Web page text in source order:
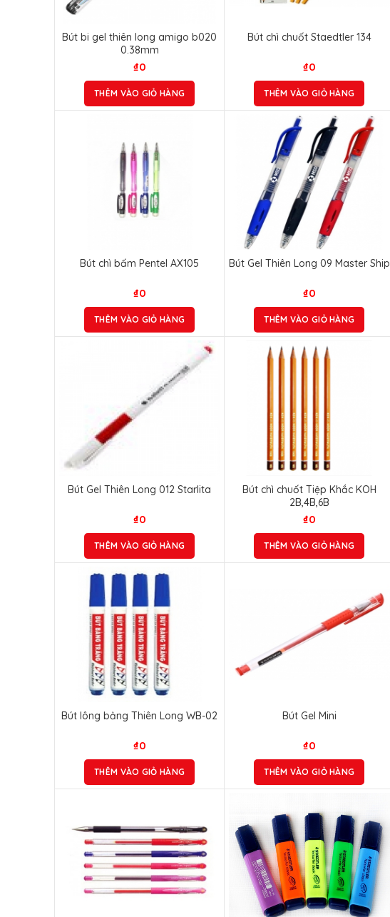
Bút bi gel thiên long amigo b020
0.38mm
₫0
THÊM VÀO GIỎ HÀNG
Bút chì chuốt Staedtler 134
₫0
THÊM VÀO GIỎ HÀNG
Bút chì bấm Pentel AX105
₫0
THÊM VÀO GIỎ HÀNG
Bút Gel Thiên Long 09 Master Ship
₫0
THÊM VÀO GIỎ HÀNG
Bút Gel Thiên Long 012 Starlita
₫0
THÊM VÀO GIỎ HÀNG
Bút chì chuốt Tiệp Khắc KOH
2B,4B,6B
₫0
THÊM VÀO GIỎ HÀNG
Bút lông bảng Thiên Long WB-02
₫0
THÊM VÀO GIỎ HÀNG
Bút Gel Mini
₫0
THÊM VÀO GIỎ HÀNG